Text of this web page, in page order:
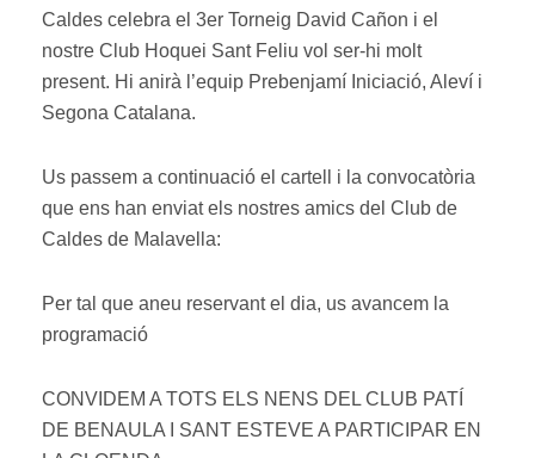
Caldes celebra el 3er Torneig David Cañon i el
nostre Club Hoquei Sant Feliu vol ser-hi molt
present. Hi anirà l’equip Prebenjamí Iniciació, Aleví i
Segona Catalana.
Us passem a continuació el cartell i la convocatòria
que ens han enviat els nostres amics del Club de
Caldes de Malavella:
Per tal que aneu reservant el dia, us avancem la
programació
CONVIDEM A TOTS ELS NENS DEL CLUB PATÍ
DE BENAULA I SANT ESTEVE A PARTICIPAR EN